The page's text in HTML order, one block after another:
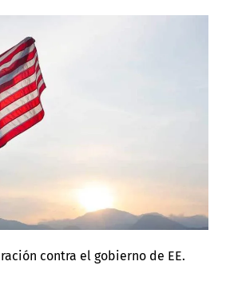
contra el gobierno de EE.